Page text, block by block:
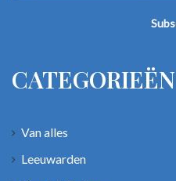
CATEGORIEËN
Van alles
Leeuwarden